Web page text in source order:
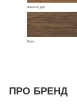
ПРО БРЕНД